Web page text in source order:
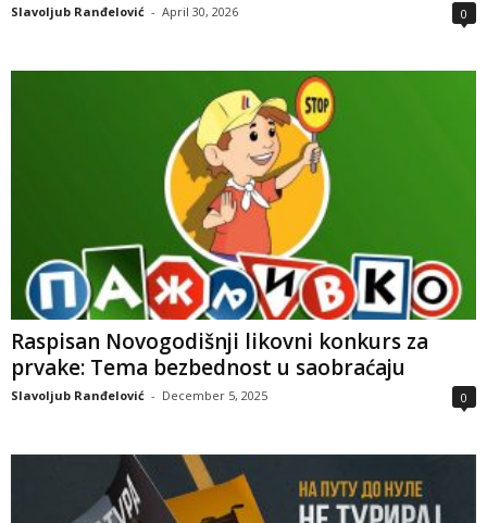
Slavoljub Ranđelović - April 30, 2026 0
Raspisan Novogodišnji likovni konkurs za
prvake: Tema bezbednost u saobraćaju
Slavoljub Ranđelović - December 5, 2025 0